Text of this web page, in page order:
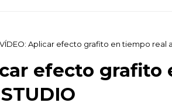
VÍDEO: Aplicar efecto grafito en tiempo real
efecto grafito